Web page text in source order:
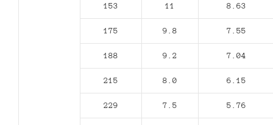
153 11 8.63
175 9.8 7.55
188 9.2 7.04
215 8.0 6.15
229 7.5 5.76